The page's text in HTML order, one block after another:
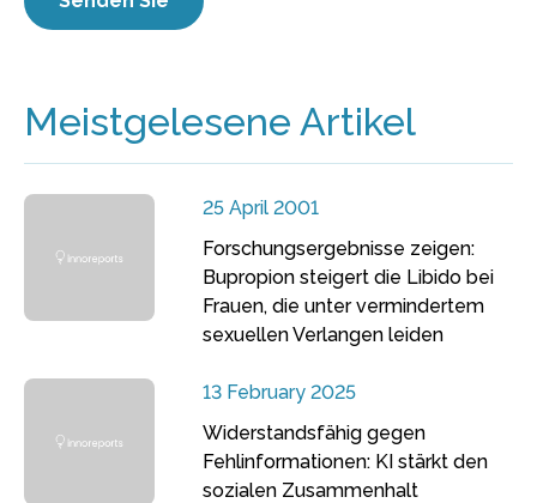
Meistgelesene Artikel
25 April 2001
Forschungsergebnisse zeigen:
Bupropion steigert die Libido bei
Frauen, die unter vermindertem
sexuellen Verlangen leiden
13 February 2025
Widerstandsfähig gegen
Fehlinformationen: KI stärkt den
sozialen Zusammenhalt